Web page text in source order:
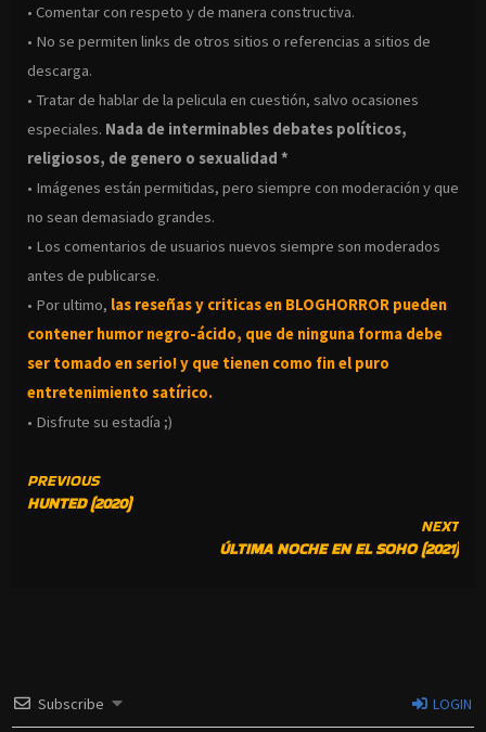
• Comentar con respeto y de manera constructiva.
• No se permiten links de otros sitios o referencias a sitios de
descarga.
• Tratar de hablar de la pelicula en cuestión, salvo ocasiones
especiales. Nada de interminables debates políticos,
religiosos, de genero o sexualidad *
• Imágenes están permitidas, pero siempre con moderación y que
no sean demasiado grandes.
• Los comentarios de usuarios nuevos siempre son moderados
antes de publicarse.
• Por ultimo, las reseñas y criticas en BLOGHORROR pueden
contener humor negro-ácido, que de ninguna forma debe
ser tomado en serio! y que tienen como fin el puro
entretenimiento satírico.
• Disfrute su estadía ;)
CONTINUE
READING
PREVIOUS
HUNTED (2020)
NEXT
ÚLTIMA NOCHE EN EL SOHO (2021)
Subscribe LOGIN